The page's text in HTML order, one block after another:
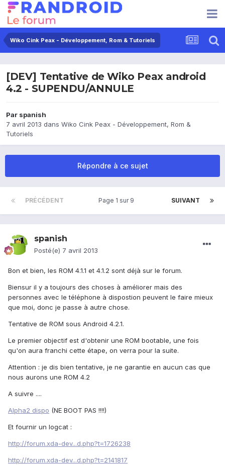
Wiko Cink Peax - Développement, Rom & Tutoriels
[DEV] Tentative de Wiko Peax android
4.2 - SUPENDU/ANNULE
Par spanish
7 avril 2013 dans Wiko Cink Peax - Développement, Rom &
Tutoriels
Répondre à ce sujet
PRÉCÉDENT SUIVANT
Page 1 sur 9
spanish
Posté(e) 7 avril 2013
Bon et bien, les ROM 4.1.1 et 4.1.2 sont déjà sur le forum.
Biensur il y a toujours des choses à améliorer mais des
personnes avec le téléphone à dispostion peuvent le faire mieux
que moi, donc je passe à autre chose.
Tentative de ROM sous Android 4.2.1.
Le premier objectif est d'obtenir une ROM bootable, une fois
qu'on aura franchi cette étape, on verra pour la suite.
Attention : je dis bien tentative, je ne garantie en aucun cas que
nous aurons une ROM 4.2
A suivre ....
Alpha2 dispo (NE BOOT PAS !!!!)
Et fournir un logcat :
http://forum.xda-dev...d.php?t=1726238
http://forum.xda-dev...d.php?t=2141817